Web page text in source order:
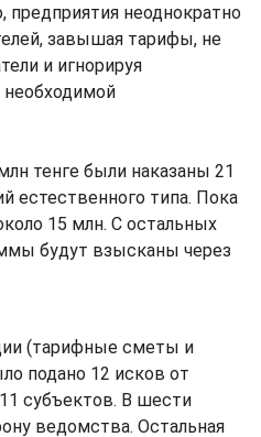
предприятия неоднократно
завышая тарифы, не
и игнорируя
необходимой
тенге были наказаны 21
естественного типа. Пока
15 млн. С остальных
будут взысканы через
(тарифные сметы и
подано 12 исков от
субъектов. В шести
ведомства. Остальная